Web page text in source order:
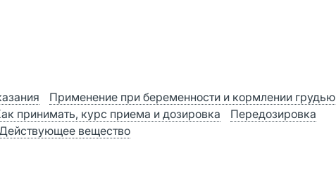
Применение при беременности и кормлении грудью
принимать, курс приема и дозировка
Передозировка
вещество